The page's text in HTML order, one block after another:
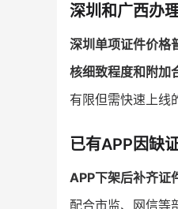
深圳和广西办
深圳单项证件价格
核细致程度和附加
有限但需快速上线
已有APP因缺
APP下架后补齐证
配合市监、网信等